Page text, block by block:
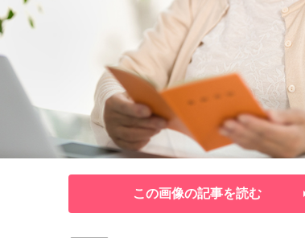
この画像の記事を読む